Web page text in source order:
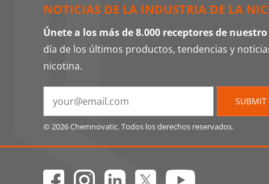
NOTICIAS DE LA INDUSTRIA DE LA
Únete a los más de 8.000 receptores de
día de los últimos productos, tendencias y
nicotina.
SUBMIT
© 2026 Chemnovatic. Todos los derechos reservados.